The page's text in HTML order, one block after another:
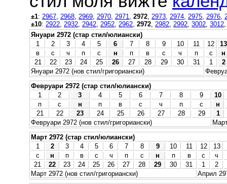
±1: 2967 2968 2969 2970 2971 2972 2973 2974 2975 2976
±10: 2922 2932 2942 2952 2962 2972 2982 2992 3002 3012
Януари 2972 (стар стил/юлиански)
1
2 3 4 5 6 7 8 9 10 11 12
13
в
с ч п с н п в с ч п с
н
21
22 23 24 25 26 27 28 29 30 31 1
2
Януари 2972 (нов стил/григориански)
Февруари 2972 (стар стил/юлиански)
1
2 3 4 5 6 7 8 9 10
п
с н п в с ч п с
н
21
22 23 24 25 26 27 28 29
1
Февруари 2972 (нов стил/григориански)
Март 2972 (стар стил/юлиански)
1
2 3 4 5 6 7 8 9 10 11 12 13
с
н п в с ч п с н п в с
ч
21
22 23 24 25 26 27 28 29 30 31 1
2
Март 2972 (нов стил/григориански)
Април